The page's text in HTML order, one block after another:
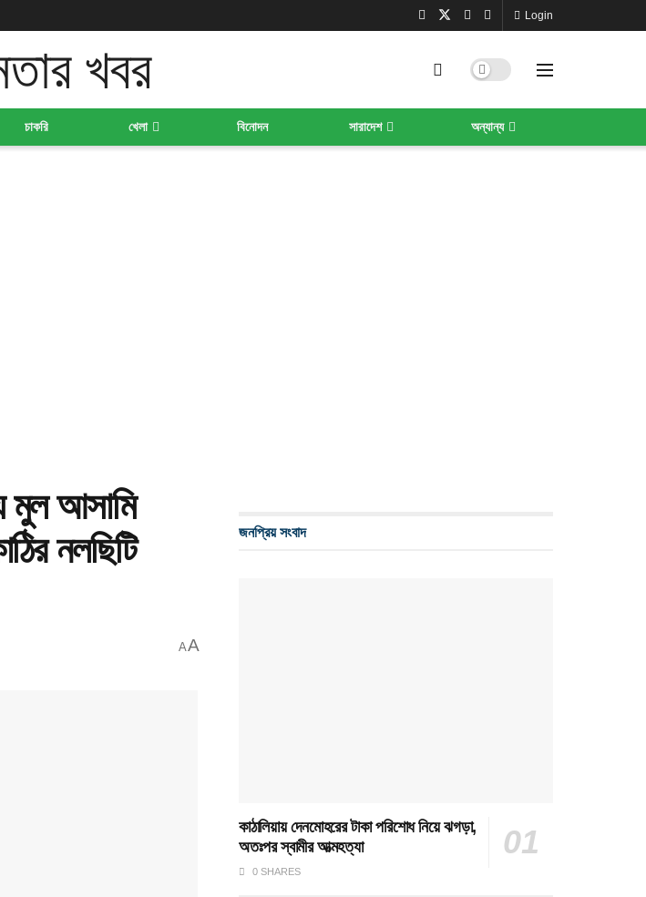
Login
চাকরি খেলা বিনোদন সারাদেশ অন্যান্য
মুল আসামি
নলছিটি
AA
জনপ্রিয় সংবাদ
কাঠালিয়ায় দেনমোহরের টাকা পরিশোধ নিয়ে ঝগড়া,
অতঃপর স্বামীর আত্মহত্যা
0 SHARES